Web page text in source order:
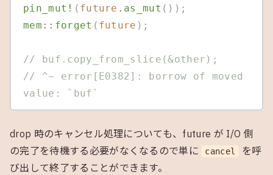
pin_mut! ( future . as_mut ());
mem :: forget ( future );
// buf.copy_from_slice(&other);
// ^~ error[E0382]: borrow of moved
value: `buf`
drop 時のキャンセル処理についても、future が I/O 側
の完了を待機する必要がなくなるので単に
cancel
を呼
び出して終了することができます。